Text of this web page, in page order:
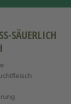
SÄUERLICH &